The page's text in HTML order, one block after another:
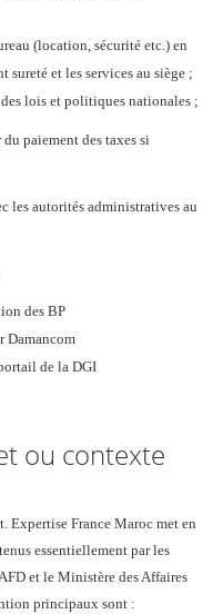
(location, sécurité etc.) en
sureté et les services au siège ;
lois et politiques nationales ;
du paiement des taxes si
les autorités administratives au
des BP
Damancom
de la DGI
ou contexte
Expertise France Maroc met en
essentiellement par les
et le Ministère des Affaires
principaux sont :